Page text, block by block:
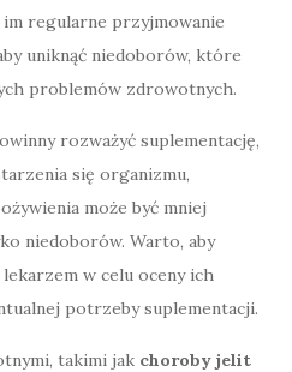
regularne przyjmowanie
uniknąć niedoborów, które
problemów zdrowotnych.
rozważyć suplementację,
się organizmu,
może być mniej
niedoborów. Warto, aby
w celu oceny ich
potrzeby suplementacji.
takimi jak choroby jelit